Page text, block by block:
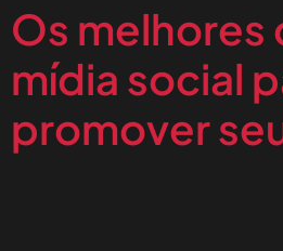
Os melhores
mídia social
promover